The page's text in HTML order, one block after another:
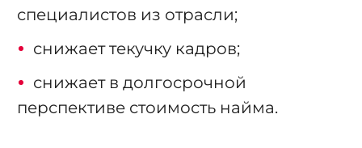
специалистов из отрасли;
снижает текучку кадров;
снижает в долгосрочной
перспективе стоимость найма.